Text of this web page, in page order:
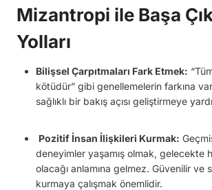
Mizantropi ile Başa
Yolları
Bilişsel Çarpıtmaları Fark Etmek:
kötüdür” gibi genellemelerin farkına
sağlıklı bir bakış açısı geliştirmeye
Pozitif İnsan İlişkileri Kurmak:
deneyimler yaşamış olmak, gelecekte
olacağı anlamına gelmez. Güvenilir ve
kurmaya çalışmak önemlidir.